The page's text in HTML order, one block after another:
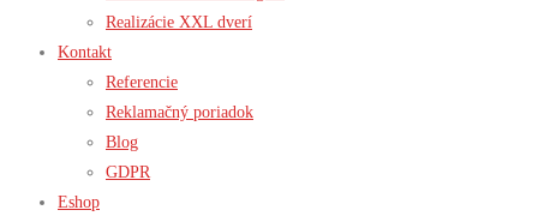
Realizácie XXL dverí
Kontakt
Referencie
Reklamačný poriadok
Blog
GDPR
Eshop